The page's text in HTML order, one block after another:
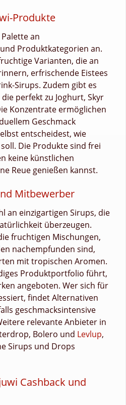
Produkte
an
Produktkategorien an.
Varianten, die an
erfrischende Eistees
Sirups. Zudem gibt es
perfekt zu Joghurt, Skyr
Konzentrate ermöglichen
Geschmack
entscheidest, wie
Die Produkte sind frei
keine künstlichen
Reue genießen kannst.
Mitbewerber
an einzigartigen Sirups, die
überzeugen.
fruchtigen Mischungen,
nachempfunden sind,
mit tropischen Aromen.
Produktportfolio führt,
angeboten. Wer sich für
findet Alternativen
geschmacksintensive
relevante Anbieter in
Bolero und Levlup,
Sirups und Drops
Cashback und